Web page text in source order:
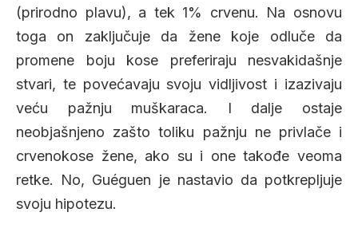
(prirodno plavu), a tek 1% crvenu. Na osnovu
toga on zaključuje da žene koje odluče da
promene boju kose preferiraju nesvakidašnje
stvari, te povećavaju svoju vidljivost i izazivaju
veću pažnju muškaraca. I dalje ostaje
neobjašnjeno zašto toliku pažnju ne privlače i
crvenokose žene, ako su i one takođe veoma
retke. No, Guéguen je nastavio da potkrepljuje
svoju hipotezu.